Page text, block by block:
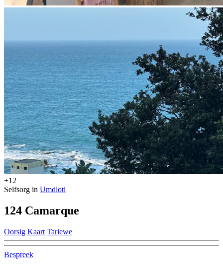
+12
Selfsorg in Umdloti
124 Camarque
Oorsig Kaart Tariewe
Bespreek